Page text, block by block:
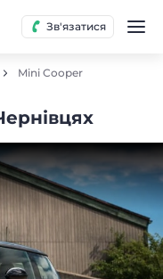
Зв'язатися
Mini Cooper